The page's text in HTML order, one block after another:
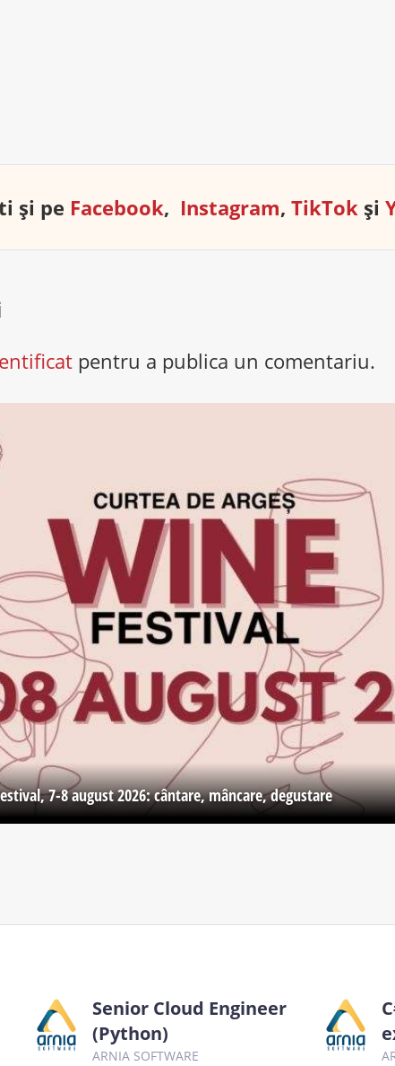
și pe Facebook, Instagram,TikTok și
pentru a publica un comentariu.
7-8 august 2026: cântare, mâncare, degustare
Senior Cloud Engineer
(Python)
ARNIA SOFTWARE